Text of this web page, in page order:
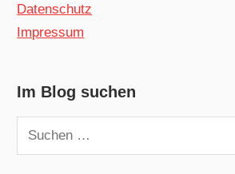
Datenschutz
Impressum
Im Blog suchen
Suchen
nach: